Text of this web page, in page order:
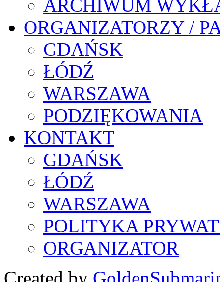
ARCHIWUM
ORGANIZATORZY /
GDAŃSK
ŁÓDŹ
WARSZAWA
PODZIĘKOWANIA
KONTAKT
GDAŃSK
ŁÓDŹ
WARSZAWA
POLITYKA
ORGANIZATOR